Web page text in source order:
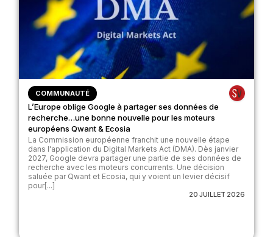
COMMUNAUTÉ
L’Europe oblige Google à partager ses données de
recherche…une bonne nouvelle pour les moteurs
européens Qwant & Ecosia
La Commission européenne franchit une nouvelle étape
dans l'application du Digital Markets Act (DMA). Dès janvier
2027, Google devra partager une partie de ses données de
recherche avec les moteurs concurrents. Une décision
saluée par Qwant et Ecosia, qui y voient un levier décisif
pour[...]
20 JUILLET 2026